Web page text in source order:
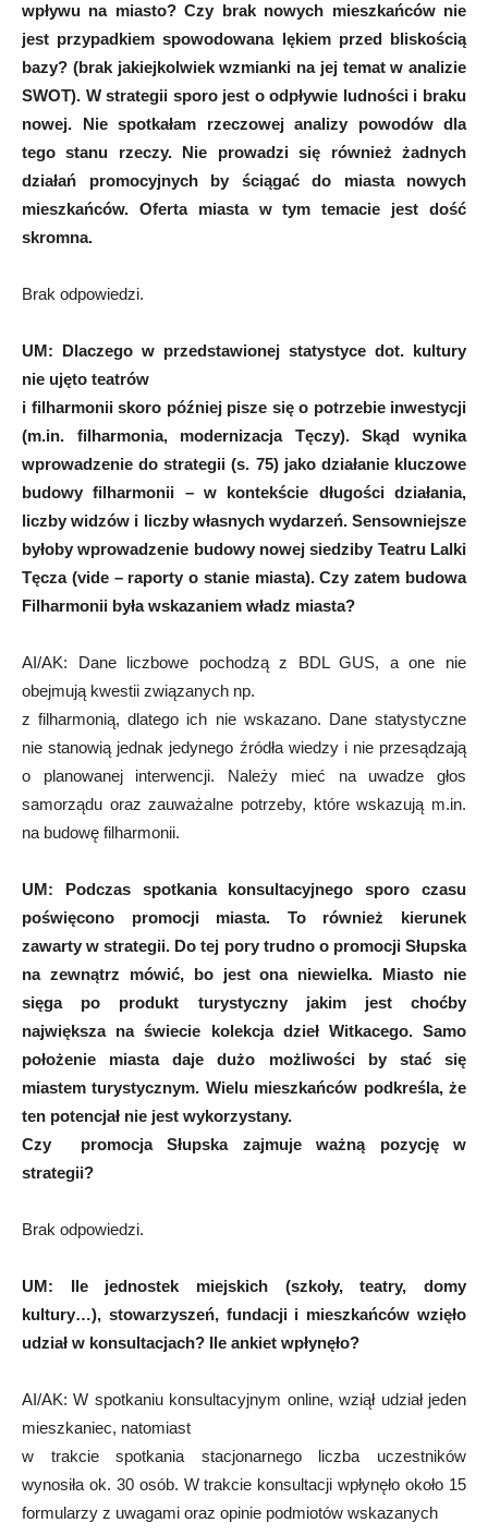
wpływu na miasto? Czy brak nowych mieszkańców nie
jest przypadkiem spowodowana lękiem przed bliskością
bazy? (brak jakiejkolwiek wzmianki na jej temat w analizie
SWOT). W strategii sporo jest o odpływie ludności i braku
nowej. Nie spotkałam rzeczowej analizy powodów dla
tego stanu rzeczy. Nie prowadzi się również żadnych
działań promocyjnych by ściągać do miasta nowych
mieszkańców. Oferta miasta w tym temacie jest dość
skromna.
Brak odpowiedzi.
UM:
Dlaczego w przedstawionej statystyce dot. kultury
nie ujęto teatrów
i filharmonii skoro później pisze się o potrzebie inwestycji
(m.in. filharmonia, modernizacja Tęczy).
Skąd wynika
wprowadzenie do strategii (s. 75) jako działanie kluczowe
budowy filharmonii – w kontekście długości działania,
liczby widzów i liczby własnych wydarzeń. Sensowniejsze
byłoby wprowadzenie budowy nowej siedziby Teatru Lalki
Tęcza (vide – raporty o stanie miasta). Czy zatem budowa
Filharmonii była wskazaniem władz miasta?
AI/AK: Dane liczbowe pochodzą z BDL GUS, a one nie
obejmują kwestii związanych np.
z filharmonią, dlatego ich nie wskazano. Dane statystyczne
nie stanowią jednak jedynego źródła wiedzy i nie przesądzają
o planowanej interwencji. Należy mieć na uwadze głos
samorządu oraz zauważalne potrzeby, które wskazują m.in.
na budowę filharmonii.
UM:
Podczas spotkania konsultacyjnego sporo czasu
poświęcono promocji miasta. To również kierunek
zawarty w strategii. Do tej pory trudno o promocji Słupska
na zewnątrz mówić, bo jest ona niewielka. Miasto nie
sięga po produkt turystyczny jakim jest choćby
największa na świecie kolekcja dzieł Witkacego. Samo
położenie miasta daje dużo możliwości by stać się
miastem turystycznym. Wielu mieszkańców podkreśla, że
ten potencjał nie jest wykorzystany.
Czy promocja Słupska zajmuje ważną pozycję w
strategii?
Brak odpowiedzi.
UM:
Ile jednostek miejskich (szkoły, teatry, domy
kultury…), stowarzyszeń, fundacji i mieszkańców wzięło
udział w konsultacjach? Ile ankiet wpłynęło?
AI/AK: W spotkaniu konsultacyjnym online, wziął udział jeden
mieszkaniec, natomiast
w trakcie spotkania stacjonarnego liczba uczestników
wynosiła ok. 30 osób. W trakcie konsultacji wpłynęło około 15
formularzy z uwagami oraz opinie podmiotów wskazanych